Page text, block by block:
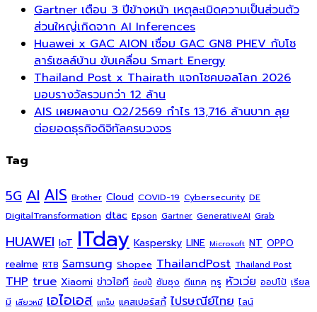
Gartner เตือน 3 ปีข้างหน้า เหตุละเมิดความเป็นส่วนตัว
ส่วนใหญ่เกิดจาก AI Inferences
Huawei x GAC AION เชื่อม GAC GN8 PHEV กับโซ
ลาร์เซลล์บ้าน ขับเคลื่อน Smart Energy
Thailand Post x Thairath แจกโชคบอลโลก 2026
มอบรางวัลรวมกว่า 12 ล้าน
AIS เผยผลงาน Q2/2569 กำไร 13,716 ล้านบาท ลุย
ต่อยอดธุรกิจดิจิทัลครบวงจร
Tag
5G AIAIS Brother Cloud COVID-19 Cybersecurity DE
DigitalTransformation dtac Epson Gartner GenerativeAI Grab
HUAWEI IoT ITday Kaspersky LINE Microsoft NT OPPO
realme RTB Samsung Shopee ThailandPost Thailand Post
THP true Xiaomi ข่าวไอที ช้อปปี้ ซัมซุง ดีแทค ทรู หัวเว่ย ออปโป้ เรียล
มี เสียวหมี่ เอไอเอส แกร็บ แคสเปอร์สกี้ ไปรษณีย์ไทย ไลน์